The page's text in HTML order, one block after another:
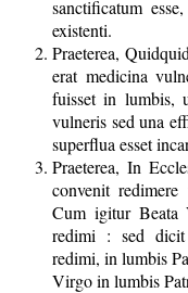
sanctificatum
existenti.
Praeterea,
erat medicina
fuisset in lumbis,
vulneris sed una
superflua esset
Praeterea, In
convenit
Cum igitur Beata
redimi : sed dicit
redimi, in lumbis
Virgo in lumbis